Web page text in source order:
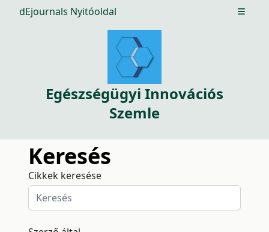
dEjournals Nyitóoldal Open
Egészségügyi Innovációs
Szemle
Keresés
Cikkek keresése